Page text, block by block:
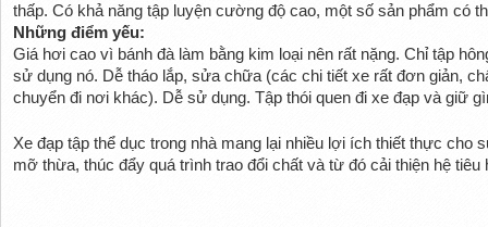
thấp. Có khả năng tập luyện cường độ cao, một số sản phẩm có
Những điểm yếu:
Giá hơi cao vì bánh đà làm bằng kim loại nên rất nặng. Chỉ tập
sử dụng nó. Dễ tháo lắp, sửa chữa (các chi tiết xe rất đơn giản,
chuyển đi nơi khác). Dễ sử dụng. Tập thói quen đi xe đạp và giữ
Xe đạp tập thể dục trong nhà mang lại nhiều lợi ích thiết thực cho
mỡ thừa, thúc đẩy quá trình trao đổi chất và từ đó cải thiện hệ tiêu